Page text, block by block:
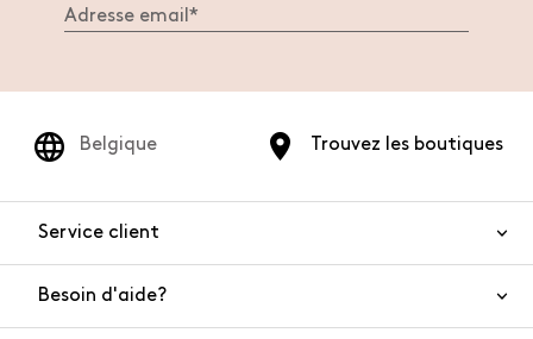
Trouvez les boutiques
Belgique
Service client
Besoin d'aide?